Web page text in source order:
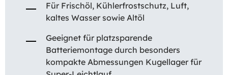
Für Frischöl, Kühlerfrostschutz, Luft,
kaltes Wasser sowie Altöl
Geeignet für platzsparende
Batteriemontage durch besonders
kompakte Abmessungen Kugellager für